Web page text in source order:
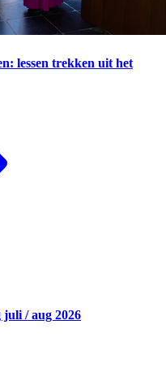
lessen trekken uit het
/ aug 2026